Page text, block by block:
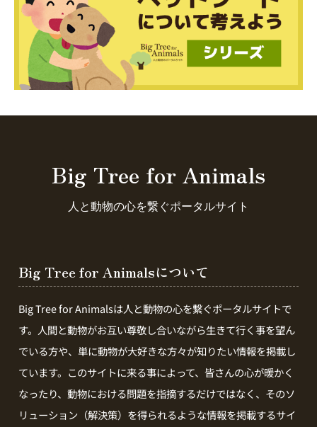
Big Tree for Animals
人と動物の心を繋ぐポータルサイト
Big Tree for Animalsについて
Big Tree for Animalsは人と動物の心を繋ぐポータルサイトで
す。人間と動物がお互い尊敬し合いながら生きて行く事を望ん
でいる方や、単に動物が大好きな方々が知りたい情報を掲載し
ています。このサイトに来る事によって、皆さんの心が暖かく
なったり、動物における問題を指摘するだけではなく、そのソ
リューション（解決策）を得られるような情報を掲載するサイ